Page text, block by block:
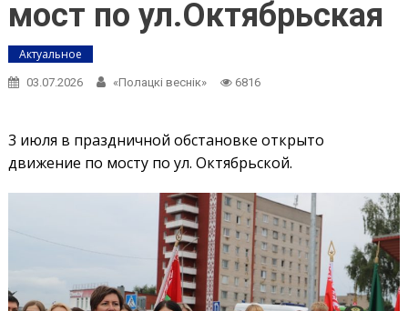
мост по ул.Октябрьская
Актуальное
03.07.2026 «Полацкі веснік» 6816
3 июля в праздничной обстановке открыто
движение по мосту по ул. Октябрьской.